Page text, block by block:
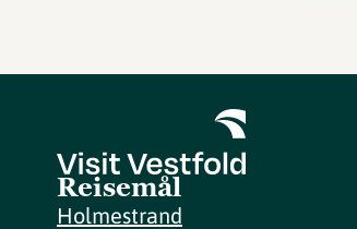
Reisemål
Holmestrand